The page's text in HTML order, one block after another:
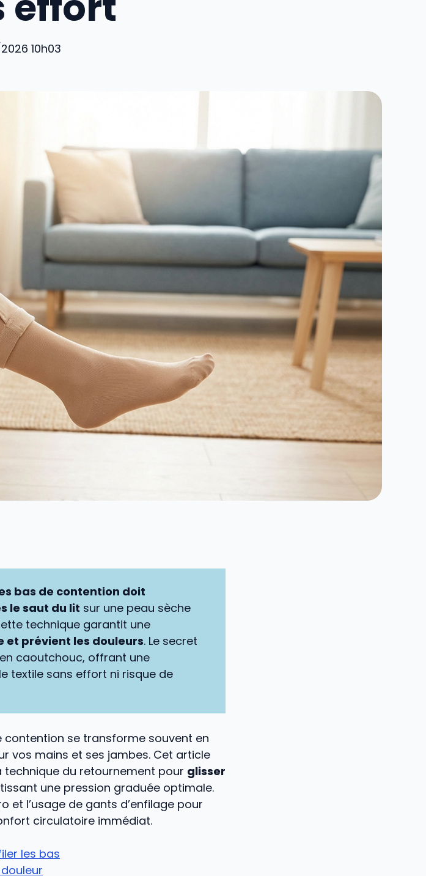
10h03
bas de contention doit
le saut du lit sur une peau sèche
technique garantit une
prévient les douleurs. Le secret
caoutchouc, offrant une
textile sans effort ni risque de
se transforme souvent en
vos mains et ses jambes. Cet article
du retournement pour glisser
une pression graduée optimale.
et l’usage de gants d’enfilage pour
circulatoire immédiat.
les bas